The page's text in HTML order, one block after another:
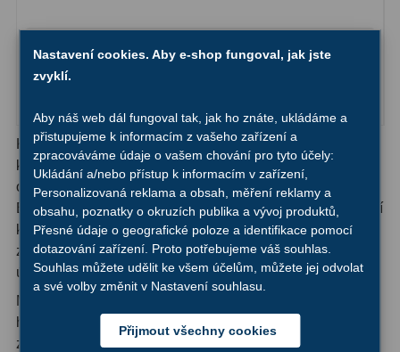
Hβ6
Planetární2
Barevné66
Barlow čočky65
Barlow 2x38
Barlow 3x12
2 995,- Do košíku
Kromě toho, že jsou praktickou pomůckou v případech,
kdy chcete v nejostřejších detailech vidět vše, co se
odehrává na scéně, jsou divadelní kukátka Levenhuk
Broadway i velice stylovým doplňkem. Elegantní divadelní
kukátko bude výborným doplňkem k večerním šatům a
zároveň vám představení na jevišti ukáže z úplně nového
úhlu.
Model Broadway 325N se dodává v klasických,
harmonických barevných kombinacích: zlatá s bílou a
zlatá s černou. Lorňon má lakovaný povrch, což mu
Nastavení cookies. Aby e-shop fungoval, jak jste
zvyklí.
Aby náš web dál fungoval tak, jak ho znáte, ukládáme a
přistupujeme k informacím z vašeho zařízení a
zpracováváme údaje o vašem chování pro tyto účely:
Ukládání a/nebo přístup k informacím v zařízení,
Personalizovaná reklama a obsah, měření reklamy a
obsahu, poznatky o okruzích publika a vývoj produktů,
Přesné údaje o geografické poloze a identifikace pomocí
dotazování zařízení. Proto potřebujeme váš souhlas.
Souhlas můžete udělit ke všem účelům, můžete jej odvolat
a své volby změnit v Nastavení souhlasu.
Přijmout všechny cookies